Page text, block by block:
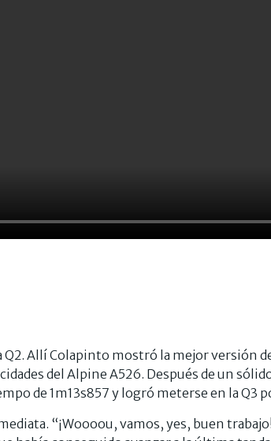
Q2. Allí Colapinto mostró la mejor versión
del Alpine A526. Después de un
de 1m13s857 y logró meterse en la Q3
“¡Woooou, vamos, yes, buen